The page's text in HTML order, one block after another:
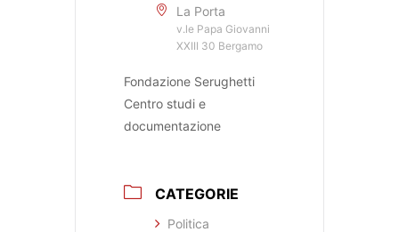
La Porta
v.le Papa Giovanni
XXIII 30 Bergamo
Fondazione Serughetti
Centro studi e
documentazione
CATEGORIE
Politica